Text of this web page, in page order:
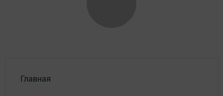
Главная